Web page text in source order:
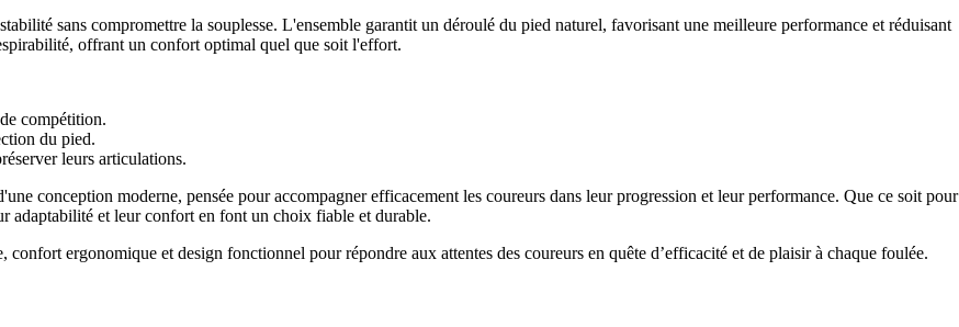
sans compromettre la souplesse. L'ensemble garantit un déroulé du pied naturel, favorisant une meilleure performance et réduisant
offrant un confort optimal quel que soit l'effort.
compétition.
du pied.
leurs articulations.
conception moderne, pensée pour accompagner efficacement les coureurs dans leur progression et leur performance. Que ce soit pour
adaptabilité et leur confort en font un choix fiable et durable.
ergonomique et design fonctionnel pour répondre aux attentes des coureurs en quête d’efficacité et de plaisir à chaque foulée.